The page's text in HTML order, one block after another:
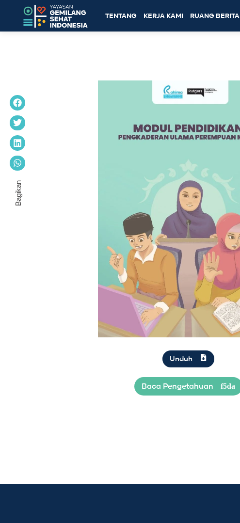
TENTANG KERJA KAMI RUANG BERITA
Unduh